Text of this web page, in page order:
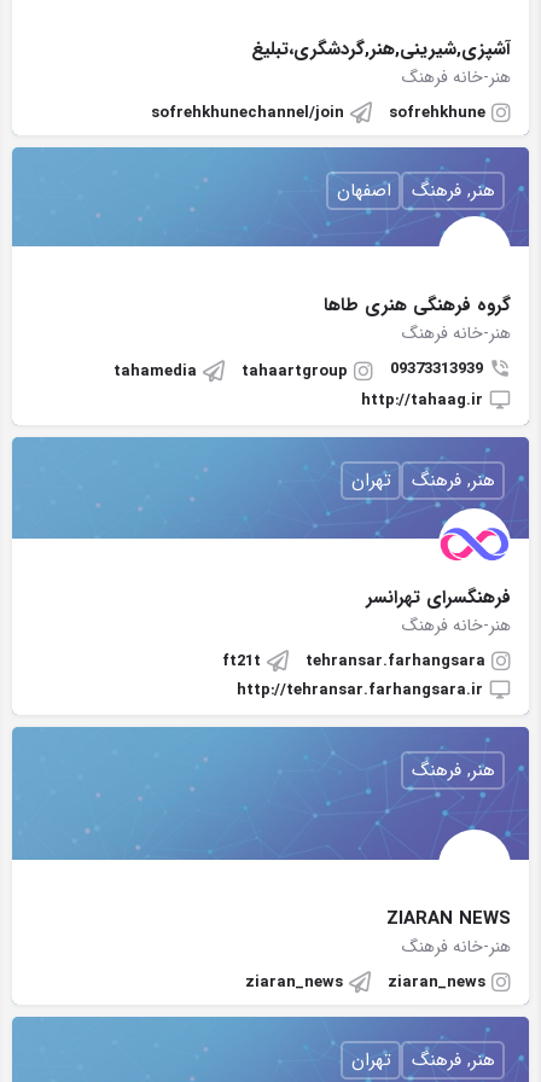
آشپزی,شیرینی,هنر,گردشگری،تبلیغ
هنر-خانه فرهنگ
sofrehkhune
sofrehkhunechannel/join
گروه فرهنگی هنری طاها
هنر-خانه فرهنگ
09373313939
tahaartgroup
tahamedia
http://tahaag.ir
هنر, فرهنگ اصفهان
فرهنگسرای تهرانسر
هنر-خانه فرهنگ
tehransar.farhangsara
ft21t
http://tehransar.farhangsara.ir
هنر, فرهنگ تهران
ZIARAN NEWS
هنر-خانه فرهنگ
ziaran_news
ziaran_news
هنر, فرهنگ
هنر, فرهنگ تهران